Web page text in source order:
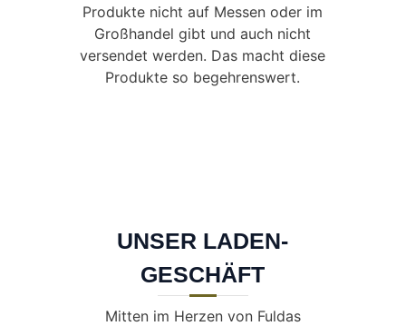
Produkte nicht auf Messen oder im
Großhandel gibt und auch nicht
versendet werden. Das macht diese
Produkte so begehrenswert.
UNSER LADEN-
GESCHÄFT
Mitten im Herzen von Fuldas